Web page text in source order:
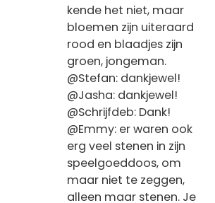
kende het niet, maar
bloemen zijn uiteraard
rood en blaadjes zijn
groen, jongeman.
@Stefan: dankjewel!
@Jasha: dankjewel!
@Schrijfdeb: Dank!
@Emmy: er waren ook
erg veel stenen in zijn
speelgoeddoos, om
maar niet te zeggen,
alleen maar stenen. Je